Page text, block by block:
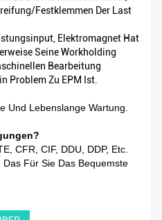
Festklemmen Der Last
Elektromagnet Hat
Seine Workholding
Bearbeitung
Problem Zu EPM Ist.
Und Lebenslange Wartung.
CFR, CIF, DDU, DDP, Etc.
Für Sie Das Bequemste